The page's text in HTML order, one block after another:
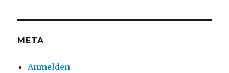
anzeigenanzeigen
META
Anmelden